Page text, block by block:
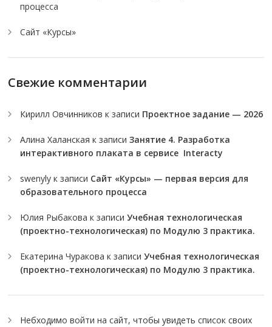
процесса
Сайт «Курсы»
Свежие комментарии
Кирилл Овчинников к записи Проектное задание — 2026
Алина Халанская к записиЗанятие 4. Разработка
интерактивного плаката в сервисе Interacty
swenyly к записи Сайт «Курсы» — первая версия для
образовательного процесса
Юлия Рыбакова к записиУчебная технологическая
(проектно-технологическая) по Модулю 3 практика.
Екатерина Чуракова к записиУчебная технологическая
(проектно-технологическая) по Модулю 3 практика.
Небходимовойти на сайт, чтобы увидеть список своих